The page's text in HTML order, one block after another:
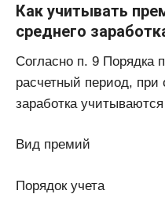
Как учитывать
среднего
Согласно п. 9 Порядка
расчетный период, при
заработка
Вид премий
Порядок учета